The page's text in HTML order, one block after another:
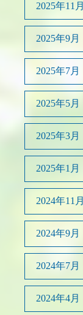
2025年11月
2025年9月
2025年7月
2025年5月
2025年3月
2025年1月
2024年11月
2024年9月
2024年7月
2024年4月